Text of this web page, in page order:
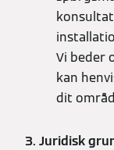
Vi beder
kan
dit
3. Juridisk